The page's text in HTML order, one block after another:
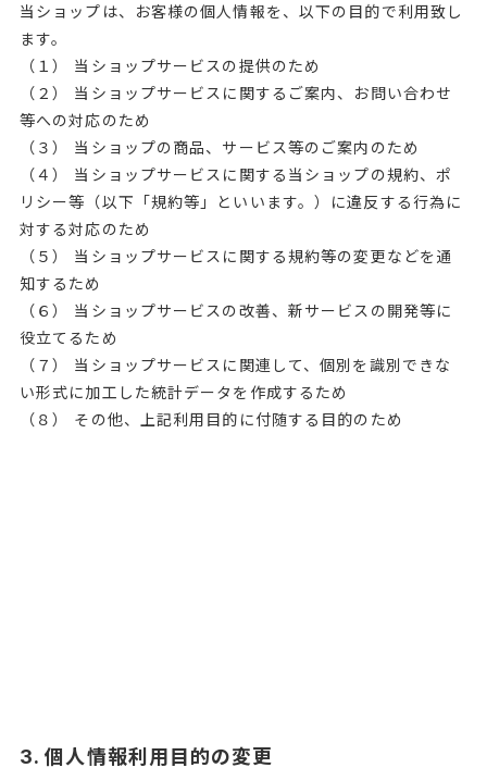
当ショップは、お客様の個人情報を、以下の目的で利用致し
ます。
（１） 当ショップサービスの提供のため
（２） 当ショップサービスに関するご案内、お問い合わせ
等への対応のため
（３） 当ショップの商品、サービス等のご案内のため
（４） 当ショップサービスに関する当ショップの規約、ポ
リシー等（以下「規約等」といいます。）に違反する行為に
対する対応のため
（５） 当ショップサービスに関する規約等の変更などを通
知するため
（６） 当ショップサービスの改善、新サービスの開発等に
役立てるため
（７） 当ショップサービスに関連して、個別を識別できな
い形式に加工した統計データを作成するため
（８） その他、上記利用目的に付随する目的のため
3. 個人情報利用目的の変更